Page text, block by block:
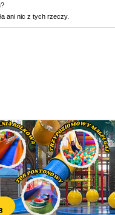
ani nic z tych rzeczy.